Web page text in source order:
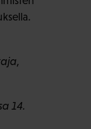
14.